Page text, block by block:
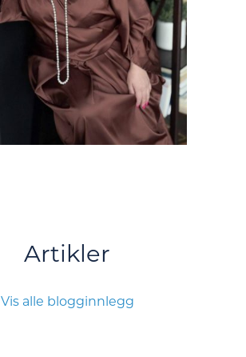
Artikler
Vis alle blogginnlegg